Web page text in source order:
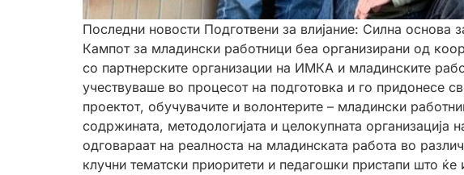
Последни новости Подготвени за влијание: Силна основа
Кампот за младински работници беа организирани од
со партнерските организации на ИМКА и младинските
учествуваше во процесот на подготовка и го придонесе
проектот, обучувачите и волонтерите – младински
содржината, методологијата и целокупната
одговараат на реалноста на младинската работа во
клучни тематски приоритети и педагошки пристапи што